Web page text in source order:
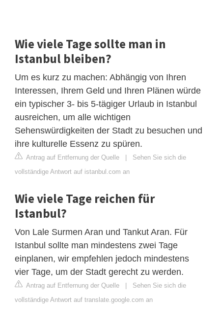
Wie viele Tage sollte man in
Istanbul bleiben?
Um es kurz zu machen: Abhängig von Ihren
Interessen, Ihrem Geld und Ihren Plänen würde
ein typischer 3- bis 5-tägiger Urlaub in Istanbul
ausreichen, um alle wichtigen
Sehenswürdigkeiten der Stadt zu besuchen und
ihre kulturelle Essenz zu spüren.
Antrag auf Entfernung der Quelle
Sehen Sie sich die
vollständige Antwort auf istanbul.com an
Wie viele Tage reichen für
Istanbul?
Von Lale Surmen Aran und Tankut Aran. Für
Istanbul sollte man mindestens zwei Tage
einplanen, wir empfehlen jedoch mindestens
vier Tage, um der Stadt gerecht zu werden.
Antrag auf Entfernung der Quelle
Sehen Sie sich die
vollständige Antwort auf translate.google.com an